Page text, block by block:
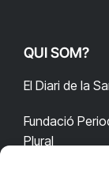
QUI SOM?
El Diari de la
Fundació
Plural